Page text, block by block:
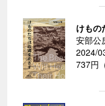
けもの
安部公
2024/
737円